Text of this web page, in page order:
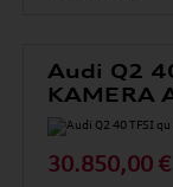
Audi Q2
KAMERA
30.850,00 €